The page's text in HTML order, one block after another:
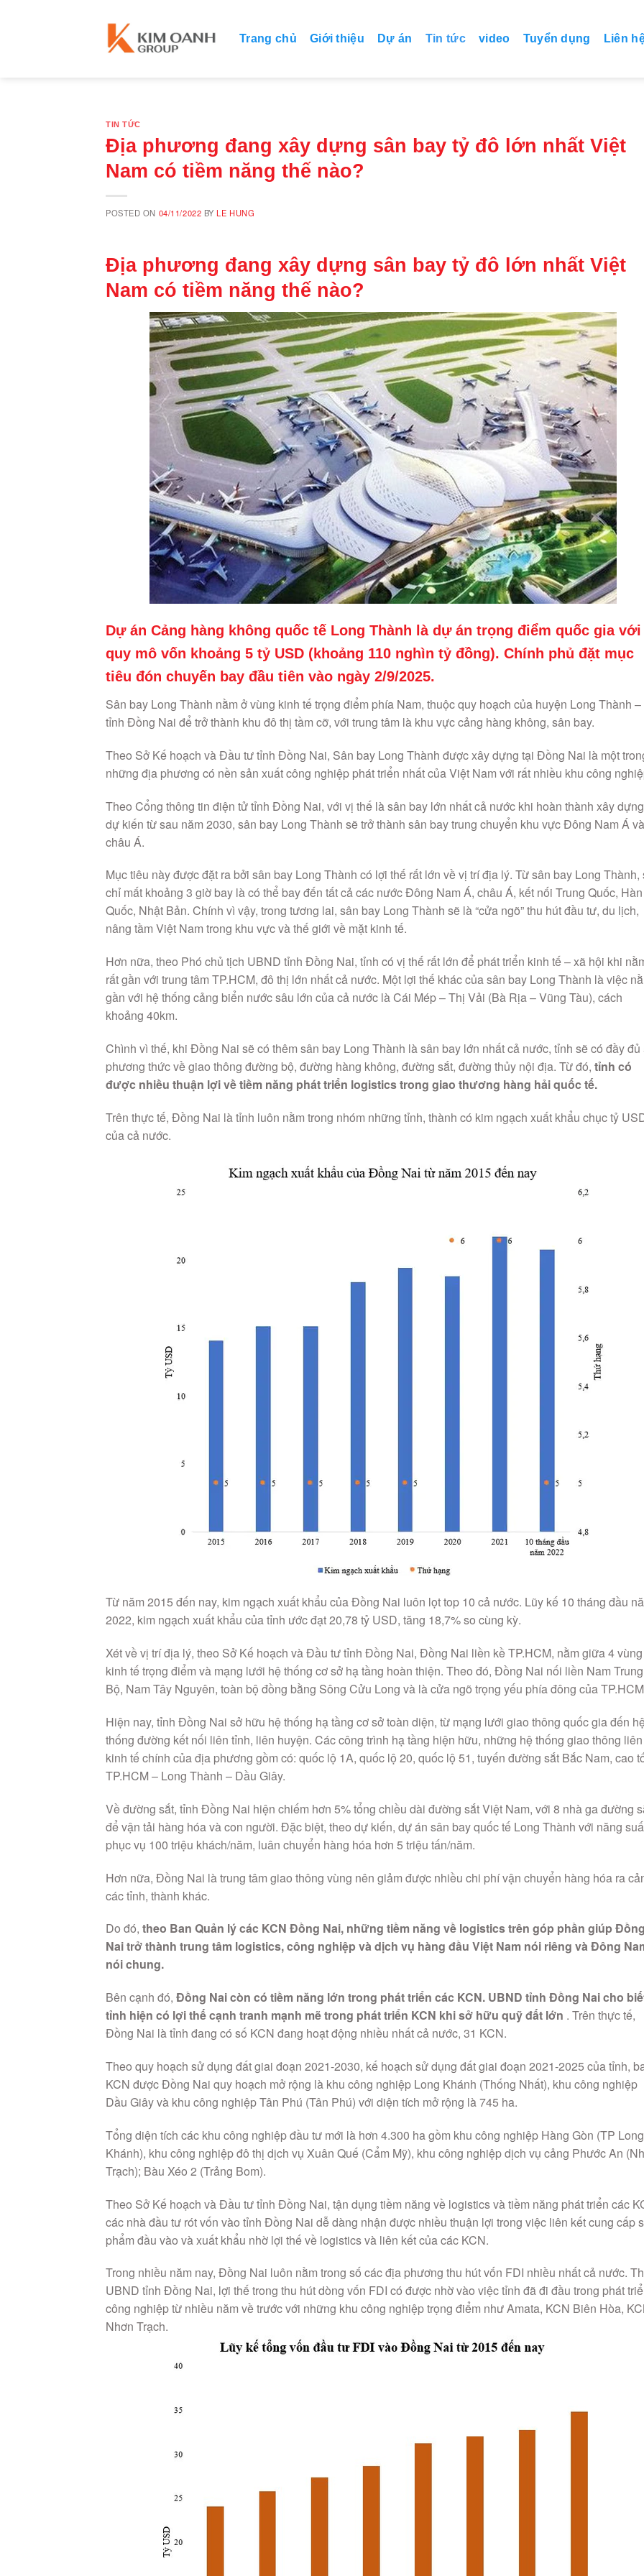
Trang chủ Giới thiệu Dự án Tin tức video Tuyển dụng Liên
TIN TỨC
Địa phương đang xây dựng sân bay tỷ đô lớn nhất Việt
Nam có tiềm năng thế nào?
POSTED ON 04/11/2022 BYLE HUNG
Địa phương đang xây dựng sân bay tỷ đô lớn nhất Việt
Nam có tiềm năng thế nào?
Dự án Cảng hàng không quốc tế Long Thành là dự án trọng điểm quốc gia với
quy mô vốn khoảng 5 tỷ USD (khoảng 110 nghìn tỷ đồng). Chính phủ đặt mục
tiêu đón chuyến bay đầu tiên vào ngày 2/9/2025.
Sân bay Long Thành nằm ở vùng kinh tế trọng điểm phía Nam, thuộc quy hoạch của huyện Long Thành –
tỉnh Đồng Nai để trở thành khu đô thị tầm cỡ, với trung tâm là khu vực cảng hàng không, sân bay.
Theo Sở Kế hoạch và Đầu tư tỉnh Đồng Nai, Sân bay Long Thành được xây dựng tại Đồng Nai là một
những địa phương có nền sản xuất công nghiệp phát triển nhất của Việt Nam với rất nhiều khu công
Theo Cổng thông tin điện tử tỉnh Đồng Nai, với vị thế là sân bay lớn nhất cả nước khi hoàn thành xây
dự kiến từ sau năm 2030, sân bay Long Thành sẽ trở thành sân bay trung chuyển khu vực Đông Nam Á và
châu Á.
Mục tiêu này được đặt ra bởi sân bay Long Thành có lợi thế rất lớn về vị trí địa lý. Từ sân bay Long Thành,
chỉ mất khoảng 3 giờ bay là có thể bay đến tất cả các nước Đông Nam Á, châu Á, kết nối Trung Quốc, Hàn
Quốc, Nhật Bản. Chính vì vậy, trong tương lai, sân bay Long Thành sẽ là “cửa ngõ” thu hút đầu tư, du lịch,
nâng tầm Việt Nam trong khu vực và thế giới về mặt kinh tế.
Hơn nữa, theo Phó chủ tịch UBND tỉnh Đồng Nai, tỉnh có vị thế rất lớn để phát triển kinh tế – xã hội khi
rất gần với trung tâm TP.HCM, đô thị lớn nhất cả nước. Một lợi thế khác của sân bay Long Thành là việc
gần với hệ thống cảng biển nước sâu lớn của cả nước là Cái Mép – Thị Vải (Bà Rịa – Vũng Tàu), cách
khoảng 40km.
Chình vì thế, khi Đồng Nai sẽ có thêm sân bay Long Thành là sân bay lớn nhất cả nước, tỉnh sẽ có đầy đủ
phương thức về giao thông đường bộ, đường hàng không, đường sắt, đường thủy nội địa. Từ đó, tỉnh có
được nhiều thuận lợi về tiềm năng phát triển logistics trong giao thương hàng hải quốc tế.
Trên thực tế, Đồng Nai là tỉnh luôn nằm trong nhóm những tỉnh, thành có kim ngạch xuất khẩu chục tỷ
của cả nước.
Từ năm 2015 đến nay, kim ngạch xuất khẩu của Đồng Nai luôn lọt top 10 cả nước. Lũy kế 10 tháng đầu
2022, kim ngạch xuất khẩu của tỉnh ước đạt 20,78 tỷ USD, tăng 18,7% so cùng kỳ.
Xét về vị trí địa lý, theo Sở Kế hoạch và Đầu tư tỉnh Đồng Nai, Đồng Nai liền kề TP.HCM, nằm giữa 4 vùng
kinh tế trọng điểm và mạng lưới hệ thống cơ sở hạ tầng hoàn thiện. Theo đó, Đồng Nai nối liền Nam Trung
Bộ, Nam Tây Nguyên, toàn bộ đồng bằng Sông Cửu Long và là cửa ngõ trọng yếu phía đông của
Hiện nay, tỉnh Đồng Nai sở hữu hệ thống hạ tầng cơ sở toàn diện, từ mạng lưới giao thông quốc gia đến
thống đường kết nối liên tỉnh, liên huyện. Các công trình hạ tầng hiện hữu, những hệ thống giao thông
kinh tế chính của địa phương gồm có: quốc lộ 1A, quốc lộ 20, quốc lộ 51, tuyến đường sắt Bắc Nam, cao
TP.HCM – Long Thành – Dầu Giây.
Về đường sắt, tỉnh Đồng Nai hiện chiếm hơn 5% tổng chiều dài đường sắt Việt Nam, với 8 nhà ga đường
để vận tải hàng hóa và con người. Đặc biệt, theo dự kiến, dự án sân bay quốc tế Long Thành với năng
phục vụ 100 triệu khách/năm, luân chuyển hàng hóa hơn 5 triệu tấn/năm.
Hơn nữa, Đồng Nai là trung tâm giao thông vùng nên giảm được nhiều chi phí vận chuyển hàng hóa ra
các tỉnh, thành khác.
Do đó, theo Ban Quản lý các KCN Đồng Nai, những tiềm năng về logistics trên góp phần giúp
Nai trở thành trung tâm logistics, công nghiệp và dịch vụ hàng đầu Việt Nam nói riêng và Đông
nói chung.
Bên cạnh đó, Đồng Nai còn có tiềm năng lớn trong phát triển các KCN. UBND tỉnh Đồng Nai cho
tỉnh hiện có lợi thế cạnh tranh mạnh mẽ trong phát triển KCN khi sở hữu quỹ đất lớn . Trên thực tế,
Đồng Nai là tỉnh đang có số KCN đang hoạt động nhiều nhất cả nước, 31 KCN.
Theo quy hoạch sử dụng đất giai đoạn 2021-2030, kế hoạch sử dụng đất giai đoạn 2021-2025 của tỉnh,
KCN được Đồng Nai quy hoạch mở rộng là khu công nghiệp Long Khánh (Thống Nhất), khu công nghiệp
Dầu Giây và khu công nghiệp Tân Phú (Tân Phú) với diện tích mở rộng là 745 ha.
Tổng diện tích các khu công nghiệp đầu tư mới là hơn 4.300 ha gồm khu công nghiệp Hàng Gòn (TP Long
Khánh), khu công nghiệp đô thị dịch vụ Xuân Quế (Cẩm Mỹ), khu công nghiệp dịch vụ cảng Phước An
Trạch); Bàu Xéo 2 (Trảng Bom).
Theo Sở Kế hoạch và Đầu tư tỉnh Đồng Nai, tận dụng tiềm năng về logistics và tiềm năng phát triển các
các nhà đầu tư rót vốn vào tỉnh Đồng Nai dễ dàng nhận được nhiều thuận lợi trong việc liên kết cung cấp
phẩm đầu vào và xuất khẩu nhờ lợi thế về logistics và liên kết của các KCN.
Trong nhiều năm nay, Đồng Nai luôn nằm trong số các địa phương thu hút vốn FDI nhiều nhất cả nước.
UBND tỉnh Đồng Nai, lợi thế trong thu hút dòng vốn FDI có được nhờ vào việc tỉnh đã đi đầu trong phát
công nghiệp từ nhiều năm về trước với những khu công nghiệp trọng điểm như Amata, KCN Biên Hòa,
Nhơn Trạch.